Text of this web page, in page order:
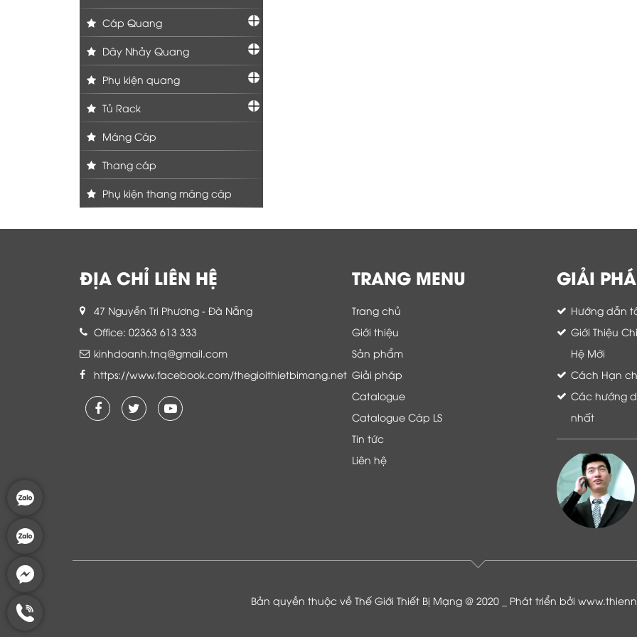
Cáp Quang
Dây Nhảy Quang
Phụ kiện quang
Tủ Rack
Máng Cáp
Thang cáp
Phụ kiện thang máng cáp
ĐỊA CHỈ LIÊN HỆ
47 Nguyễn Tri Phương - Đà Nẵng
Office: 02363 613 333
kinhdoanh.tnq@gmail.com
https://www.facebook.com/thegioithietbimang.net
TRANG MENU
Trang chủ
Giới thiệu
Sản phẩm
Giải pháp
Catalogue
Catalogue Cáp LS
Tin tức
Liên hệ
GIẢI
Hướng dẫn
Giới Thiệu
Hệ Mới
Cách Hạn
Các hướng
nhất
tâm và tin tưởng đội ngũ kỹ thuật, chăm
sóc khách hàng luôn hỗ trợ khách hàng
Là khách hàng đang sử dụng dịch vụ của
Bản quyền thuộc về Thế Giới Thiết Bị Mạng @ 2020 _ Phát triển bởi